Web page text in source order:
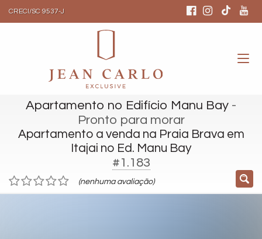
CRECI/SC 9537-J
Apartamento no Edifício Manu Bay -
Pronto para morar
Apartamento a venda na Praia Brava em
Itajai no Ed. Manu Bay
#1.183
(nenhuma avaliação)